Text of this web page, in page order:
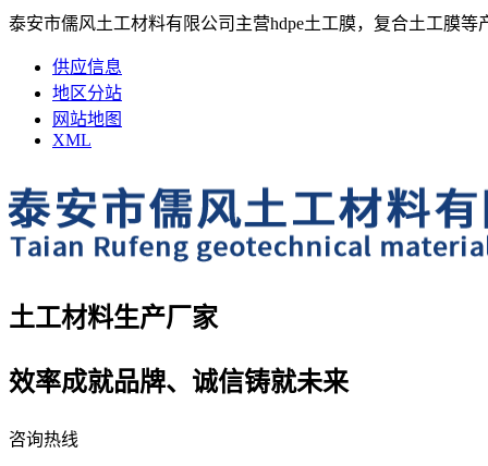
泰安市儒风土工材料有限公司主营hdpe土工膜，复合土工膜等
供应信息
地区分站
网站地图
XML
土工材料生产厂家
效率成就品牌、诚信铸就未来
咨询热线